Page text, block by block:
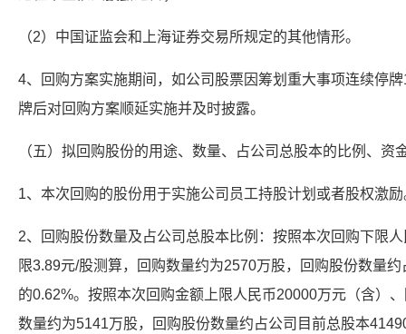
（2）中国证监会和上海证券交易所规定的其他情形。
4、回购方案实施期间，如公司股票因筹划重大事项连续停
牌后对回购方案顺延实施并及时披露。
（五）拟回购股份的用途、数量、占公司总股本的比例、资
1、本次回购的股份用于实施公司员工持股计划或者股权激励
2、回购股份数量及占公司总股本比例：按照本次回购下限
限3.89元/股测算，回购数量约为2570万股，回购股份数量
的0.62%。按照本次回购金额上限人民币20000万元（含）
数量约为5141万股，回购股份数量约占公司目前总股本